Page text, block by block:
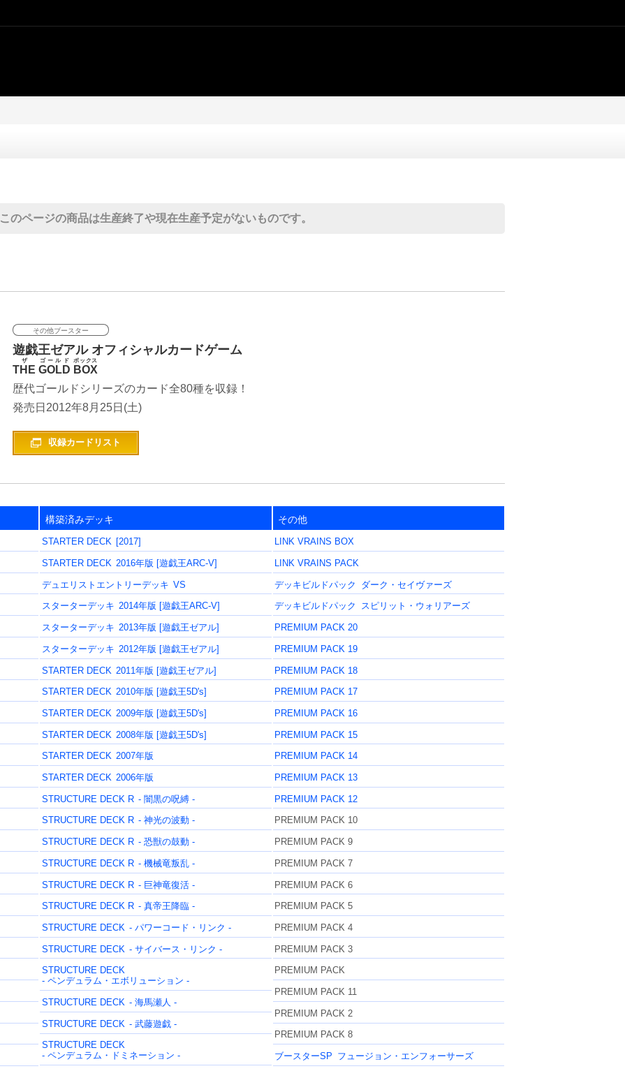
このページの商品は生産終了や現在生産予定がないものです。
その他ブースター
遊戯王ゼアル オフィシャルカードゲーム
THE
ザ
GOLD
ゴールド
BOX
ボックス
歴代ゴールドシリーズのカード全80種を収録！
2012年8月25日(土)
収録カードリスト
構築済みデッキ
STARTER DECK [2017]
STARTER DECK 2016年版 [遊戯王ARC-V]
デュエリストエントリーデッキ VS
スターターデッキ 2014年版 [遊戯王ARC-V]
スターターデッキ 2013年版 [遊戯王ゼアル]
スターターデッキ 2012年版 [遊戯王ゼアル]
STARTER DECK 2011年版 [遊戯王ゼアル]
STARTER DECK 2010年版 [遊戯王5D's]
STARTER DECK 2009年版 [遊戯王5D's]
STARTER DECK 2008年版 [遊戯王5D's]
STARTER DECK 2007年版
STARTER DECK 2006年版
STRUCTURE DECK R - 闇黒の呪縛 -
STRUCTURE DECK R - 神光の波動 -
STRUCTURE DECK R - 恐獣の鼓動 -
STRUCTURE DECK R - 機械竜叛乱 -
STRUCTURE DECK R - 巨神竜復活 -
STRUCTURE DECK R - 真帝王降臨 -
STRUCTURE DECK - パワーコード・リンク -
STRUCTURE DECK - サイバース・リンク -
STRUCTURE DECK
- ペンデュラム・エボリューション -
STRUCTURE DECK - 海馬瀬人 -
STRUCTURE DECK - 武藤遊戯 -
STRUCTURE DECK
- ペンデュラム・ドミネーション -
その他
LINK VRAINS BOX
LINK VRAINS PACK
デッキビルドパック ダーク・セイヴァーズ
デッキビルドパック スピリット・ウォリアーズ
PREMIUM PACK 20
PREMIUM PACK 19
PREMIUM PACK 18
PREMIUM PACK 17
PREMIUM PACK 16
PREMIUM PACK 15
PREMIUM PACK 14
PREMIUM PACK 13
PREMIUM PACK 12
PREMIUM PACK 10
PREMIUM PACK 9
PREMIUM PACK 7
PREMIUM PACK 6
PREMIUM PACK 5
PREMIUM PACK 4
PREMIUM PACK 3
PREMIUM PACK
PREMIUM PACK 11
PREMIUM PACK 2
PREMIUM PACK 8
ブースターSP フュージョン・エンフォーサーズ